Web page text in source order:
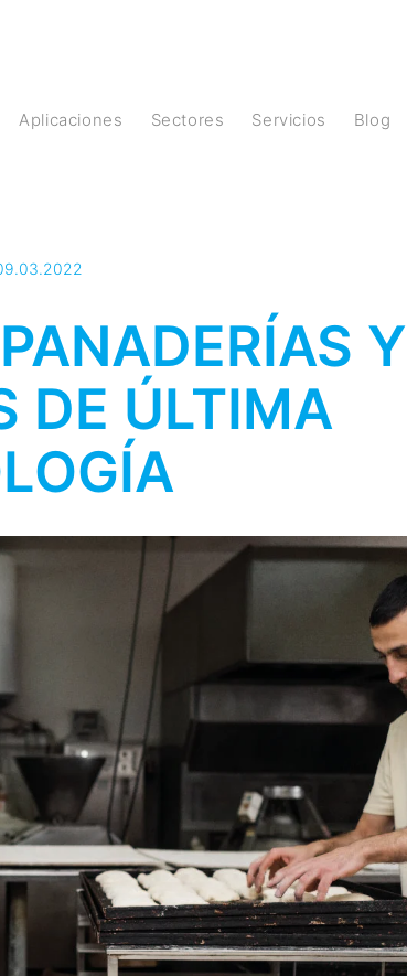
Aplicaciones Sectores Servicios Blog
Y
DE ÚLTIMA